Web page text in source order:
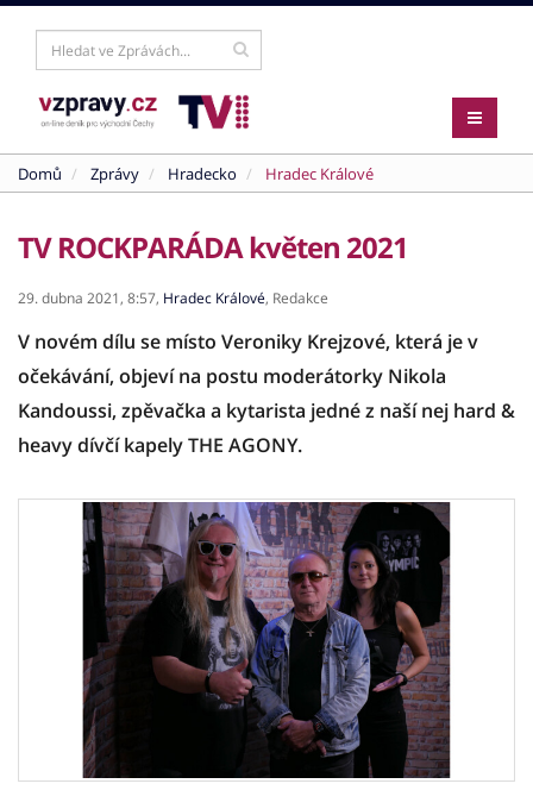
Domů Zprávy Hradecko Hradec Králové
TV ROCKPARÁDA květen 2021
29. dubna 2021, 8:57, Hradec Králové, Redakce
V novém dílu se místo Veroniky Krejzové, která je v
očekávání, objeví na postu moderátorky Nikola
Kandoussi, zpěvačka a kytarista jedné z naší nej hard &
heavy dívčí kapely THE AGONY.